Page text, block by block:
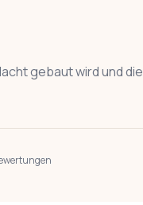
gebaut wird und die